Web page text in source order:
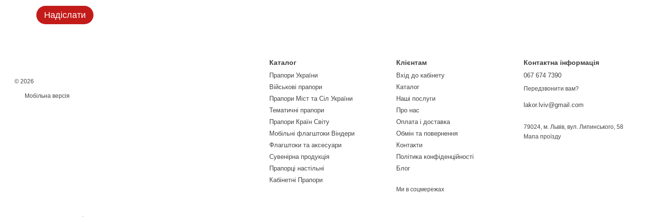
Надіслати
© 2026
Мобільна версія
Каталог
Прапори України
Військові прапори
Прапори Міст та Сіл України
Тематичні прапори
Прапори Країн Світу
Мобільні флагштоки Віндери
Флагштоки та аксесуари
Сувенірна продукція
Прапорці настільні
Кабінетні Прапори
Клієнтам
Вхід до кабінету
Каталог
Наші послуги
Про нас
Оплата і доставка
Обмін та повернення
Контакти
Політика конфіденційності
Блог
Ми в соцмережах
Контактна інформація
067 674 7390
Передзвонити вам?
lakor.lviv@gmail.com
79024, м. Львів, вул. Липинського, 58
Мапа проїзду